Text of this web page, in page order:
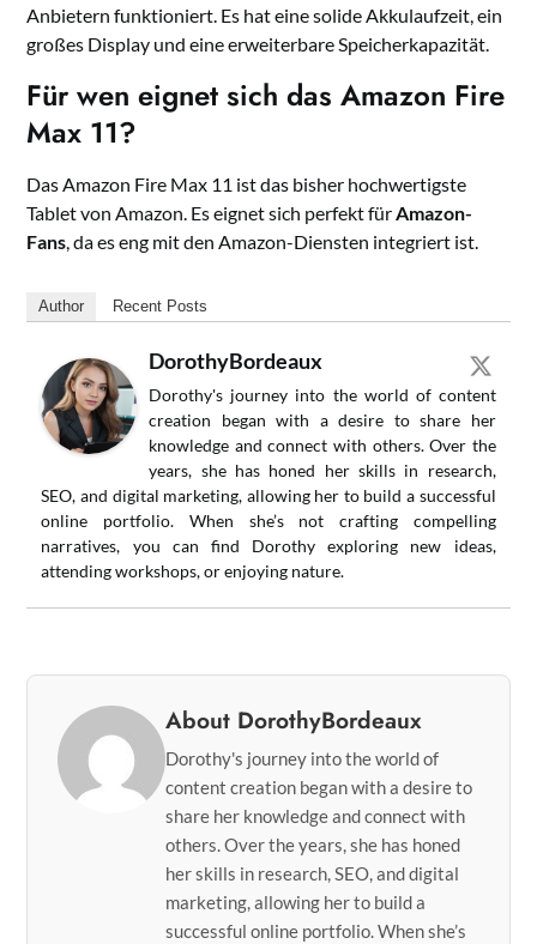
Anbietern funktioniert. Es hat eine solide Akkulaufzeit, ein
großes Display und eine erweiterbare Speicherkapazität.
Für wen eignet sich das Amazon Fire
Max 11?
Das Amazon Fire Max 11 ist das bisher hochwertigste
Tablet von Amazon. Es eignet sich perfekt fürAmazon-
Fans, da es eng mit den Amazon-Diensten integriert ist.
Author Recent Posts
DorothyBordeaux
Dorothy's journey into the world of content
creation began with a desire to share her
knowledge and connect with others. Over the
years, she has honed her skills in research,
SEO, and digital marketing, allowing her to build a successful
online portfolio. When she’s not crafting compelling
narratives, you can find Dorothy exploring new ideas,
attending workshops, or enjoying nature.
About DorothyBordeaux
Dorothy's journey into the world of
content creation began with a desire to
share her knowledge and connect with
others. Over the years, she has honed
her skills in research, SEO, and digital
marketing, allowing her to build a
successful online portfolio. When she’s